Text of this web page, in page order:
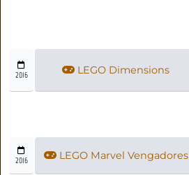
2016 LEGO Dimensions
2016 LEGO Marvel Vengadores